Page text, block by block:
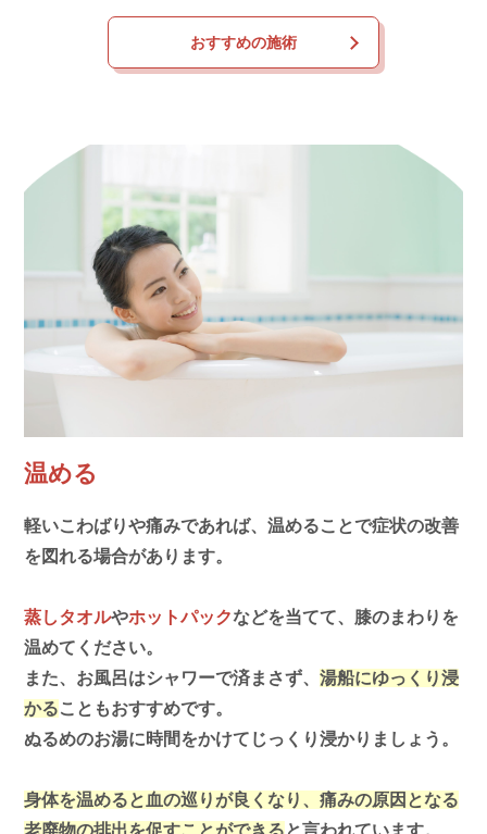
おすすめの施術
温める
軽いこわばりや痛みであれば、温めることで症状の改善
を図れる場合があります。
蒸しタオルやホットパックなどを当てて、膝のまわりを
温めてください。
また、お風呂はシャワーで済まさず、湯船にゆっくり浸
かることもおすすめです。
ぬるめのお湯に時間をかけてじっくり浸かりましょう。
身体を温めると血の巡りが良くなり、痛みの原因となる